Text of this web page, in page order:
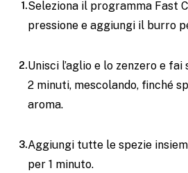
Seleziona il programma Fast
pressione e aggiungi il burro
Unisci l’aglio e lo zenzero e
2 minuti, mescolando, finché
aroma.
Aggiungi tutte le spezie
per 1 minuto.